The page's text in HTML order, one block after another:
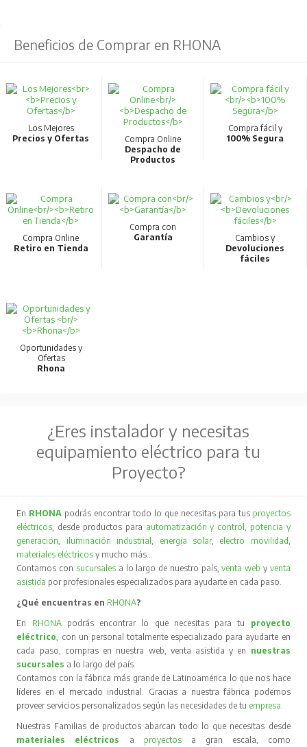
Beneficios de Comprar en RHONA
Los Mejores
Precios y Ofertas
Compra Online
Despacho de
Productos
Compra fácil y
100% Segura
Compra Online
Retiro en Tienda
Compra con
Garantía
Cambios y
Devoluciones
fáciles
Oportunidades y
Ofertas
Rhona
¿Eres instalador y necesitas
equipamiento eléctrico para tu
Proyecto?
En RHONA podrás encontrar todo lo que necesitas para tus proyectos
eléctricos , desde productos para automatización y control
potencia y
generación
iluminación industrial energía solar, electro movilidad
materiales eléctricos y mucho más…
Contamos con sucursales a lo largo de nuestro país,venta web y venta
asistida por profesionales especializados para ayudarte en cada paso.
¿Qué encuentras en RHONA?
En RHONA podrás encontrar lo que necesitas para tu proyecto
eléctrico , con un personal totalmente especializado para ayudarte en
cada paso, compras en nuestra web, venta asistida y en nuestras
sucursales a lo largo del país.
Contamos con la fábrica más grande de Latinoamérica lo que nos hace
líderes en el mercado industrial. Gracias a nuestra fábrica podemos
proveer servicios personalizados según las necesidades de tu empresa
Nuestras Familias de productos abarcan todo lo que necesitas desde
materiales eléctricos
a proyectos
a gran escala, como